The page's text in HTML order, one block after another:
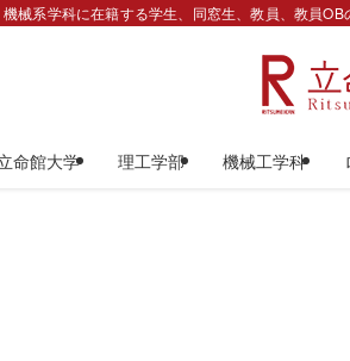
械系学科に在籍する学生、同窓生、教員、教員OB
命館大学 理工学部 機械工学科